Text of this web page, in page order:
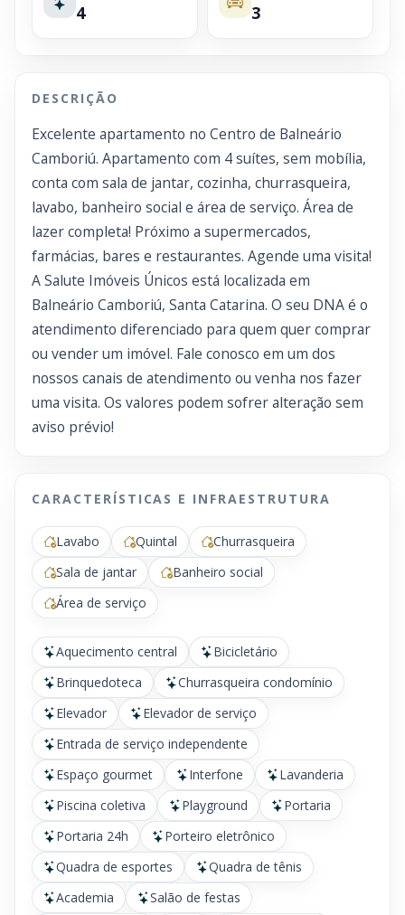
4 3
DESCRIÇÃO
Excelente apartamento no Centro de Balneário
Camboriú. Apartamento com 4 suítes, sem mobília,
conta com sala de jantar, cozinha, churrasqueira,
lavabo, banheiro social e área de serviço. Área de
lazer completa! Próximo a supermercados,
farmácias, bares e restaurantes. Agende uma visita!
A Salute Imóveis Únicos está localizada em
Balneário Camboriú, Santa Catarina. O seu DNA é o
atendimento diferenciado para quem quer comprar
ou vender um imóvel. Fale conosco em um dos
nossos canais de atendimento ou venha nos fazer
uma visita. Os valores podem sofrer alteração sem
aviso prévio!
CARACTERÍSTICAS E INFRAESTRUTURA
Lavabo Quintal
Churrasqueira
Sala de jantar
Banheiro social
Área de serviço
Aquecimento central
Bicicletário
Brinquedoteca
Churrasqueira condomínio
Elevador
Elevador de serviço
Entrada de serviço independente
Espaço gourmet
Interfone
Lavanderia
Piscina coletiva
Playground
Portaria
Portaria 24h
Porteiro eletrônico
Quadra de esportes
Quadra de tênis
Academia
Salão de festas